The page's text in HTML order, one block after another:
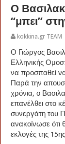
Ο
“μπει”
kokkina.gr TEAM
Ο Γιώργος
Ελληνικής
να προσπαθεί
Παρά την
χρόνια, ο
επανέλθει στο
συνεργάτη του
ανακοίνωσε ότι
εκλογές της